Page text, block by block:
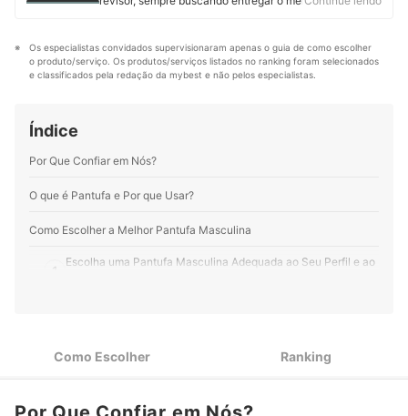
novos consultores de imagem, com alunas no Brasil e
área, palestras e workshops. Conheça mais sobre
Lidiane no Instagram, Facebook e em seu site.
Perfil de Lidiane Paulino
atualizações. Durante esses anos criando conteúdo fui
me apaixonando por alguns segmentos, como
informática, nutrição e tudo que envolve a paternidade
Os especialistas convidados supervisionaram apenas o guia de como escolher
o produto/serviço. Os produtos/serviços listados no ranking foram selecionados
e classificados pela redação da mybest e não pelos especialistas.
Índice
Por Que Confiar em Nós?
O que é Pantufa e Por que Usar?
Como Escolher a Melhor Pantufa Masculina
1
Escolha uma Pantufa Masculina Adequada ao Seu Perfil e ao
3 Meça o seu Pé para Não Errar no Tamanho da Pantufa
Como Escolher Ranking